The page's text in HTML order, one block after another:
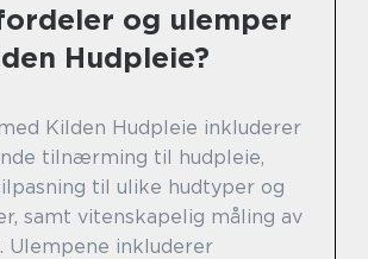
og ulemper
Hudpleie?
Kilden Hudpleie inkluderer
tilnærming til hudpleie,
til ulike hudtyper og
samt vitenskapelig måling av
Ulempene inkluderer